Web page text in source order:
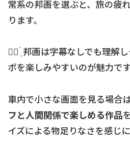
常系の邦画を選ぶと、旅の疲
ります。
☝🏻 ̖́ 邦画は字幕なしでも理解
ポを楽しみやすいのが魅力です
車内で小さな画面を見る場合
フと人間関係で楽しめる作品
イズによる物足りなさを感じに